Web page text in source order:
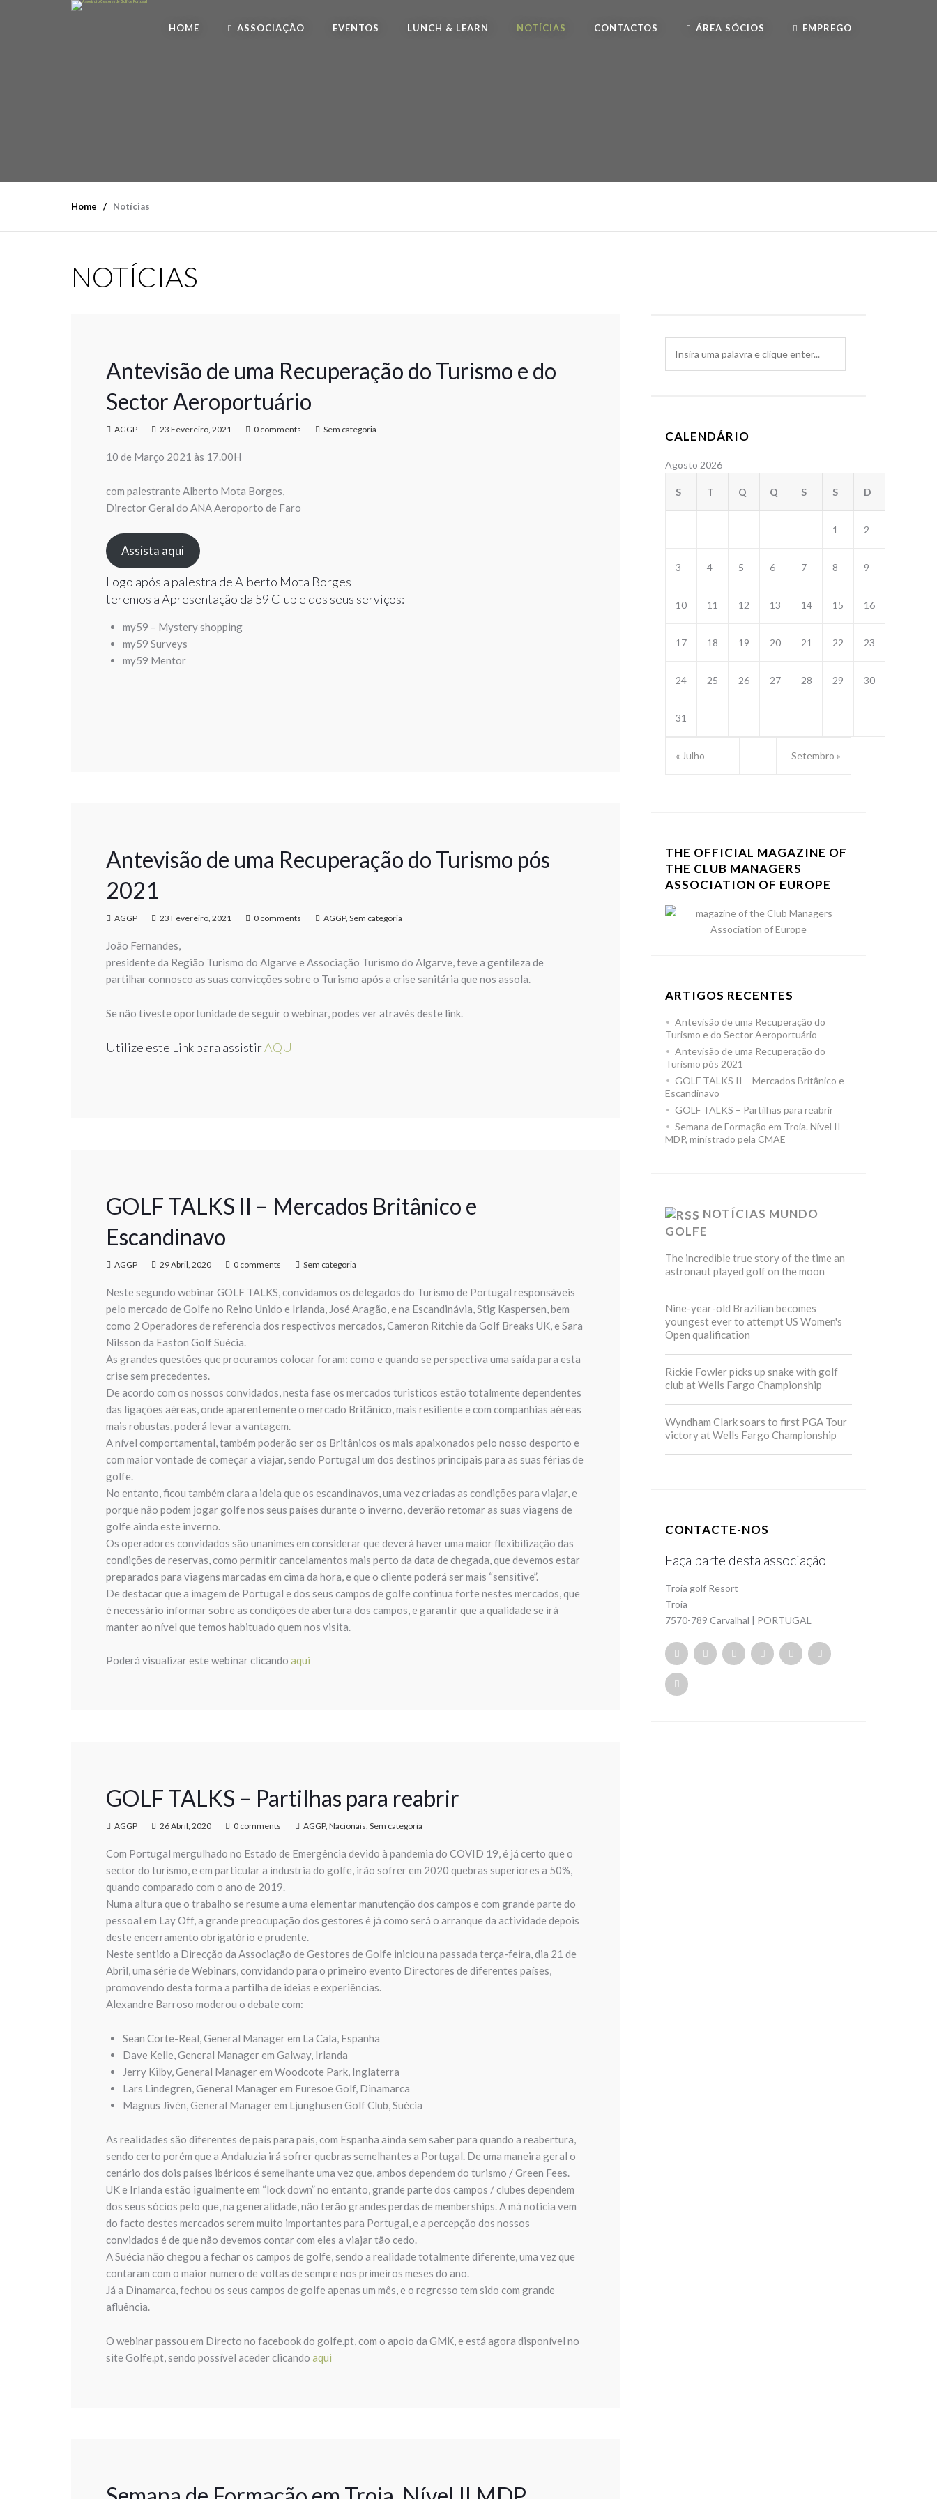
HOME ASSOCIAÇÃO EVENTOS LUNCH & LEARN NOTÍCIAS CONTACTOS ÁREA SÓCIOS EMPREGO
Home Notícias
NOTÍCIAS
Antevisão de uma Recuperação do Turismo e do
Sector Aeroportuário
AGGP 23 Fevereiro, 2021 0 comments Sem categoria
10 de Março 2021 às 17.00H
com palestrante Alberto Mota Borges,
Director Geral do ANA Aeroporto de Faro
Assista aqui
Logo após a palestra de Alberto Mota Borges
teremos a Apresentação da 59 Club e dos seus serviços:
my59 – Mystery shopping
my59 Surveys
my59 Mentor
Antevisão de uma Recuperação do Turismo pós
2021
AGGP 23 Fevereiro, 2021 0 comments AGGP, Sem categoria
João Fernandes,
presidente da Região Turismo do Algarve e Associação Turismo do Algarve, teve a gentileza de
partilhar connosco as suas convicções sobre o Turismo após a crise sanitária que nos assola.
Se não tiveste oportunidade de seguir o webinar, podes ver através deste link.
Utilize este Link para assistirAQUI
GOLF TALKS II – Mercados Britânico e
Escandinavo
AGGP 29 Abril, 2020 0 comments Sem categoria
Neste segundo webinar GOLF TALKS, convidamos os delegados do Turismo de Portugal responsáveis
pelo mercado de Golfe no Reino Unido e Irlanda, José Aragão, e na Escandinávia, Stig Kaspersen, bem
como 2 Operadores de referencia dos respectivos mercados, Cameron Ritchie da Golf Breaks UK, e Sara
Nilsson da Easton Golf Suécia.
As grandes questões que procuramos colocar foram: como e quando se perspectiva uma saída para esta
crise sem precedentes.
De acordo com os nossos convidados, nesta fase os mercados turisticos estão totalmente dependentes
das ligações aéreas, onde aparentemente o mercado Britânico, mais resiliente e com companhias aéreas
mais robustas, poderá levar a vantagem.
A nível comportamental, também poderão ser os Britânicos os mais apaixonados pelo nosso desporto e
com maior vontade de começar a viajar, sendo Portugal um dos destinos principais para as suas férias de
golfe.
No entanto, ficou também clara a ideia que os escandinavos, uma vez criadas as condições para viajar, e
porque não podem jogar golfe nos seus países durante o inverno, deverão retomar as suas viagens de
golfe ainda este inverno.
Os operadores convidados são unanimes em considerar que deverá haver uma maior flexibilização das
condições de reservas, como permitir cancelamentos mais perto da data de chegada, que devemos estar
preparados para viagens marcadas em cima da hora, e que o cliente poderá ser mais “sensitive”.
De destacar que a imagem de Portugal e dos seus campos de golfe continua forte nestes mercados, que
é necessário informar sobre as condições de abertura dos campos, e garantir que a qualidade se irá
manter ao nível que temos habituado quem nos visita.
Poderá visualizar este webinar clicando aqui
GOLF TALKS – Partilhas para reabrir
AGGP 26 Abril, 2020 0 comments AGGP, Nacionais, Sem categoria
Com Portugal mergulhado no Estado de Emergência devido à pandemia do COVID 19, é já certo que o
sector do turismo, e em particular a industria do golfe, irão sofrer em 2020 quebras superiores a 50%,
quando comparado com o ano de 2019.
Numa altura que o trabalho se resume a uma elementar manutenção dos campos e com grande parte do
pessoal em Lay Off, a grande preocupação dos gestores é já como será o arranque da actividade depois
deste encerramento obrigatório e prudente.
Neste sentido a Direcção da Associação de Gestores de Golfe iniciou na passada terça-feira, dia 21 de
Abril, uma série de Webinars, convidando para o primeiro evento Directores de diferentes países,
promovendo desta forma a partilha de ideias e experiências.
Alexandre Barroso moderou o debate com:
Sean Corte-Real, General Manager em La Cala, Espanha
Dave Kelle, General Manager em Galway, Irlanda
Jerry Kilby, General Manager em Woodcote Park, Inglaterra
Lars Lindegren, General Manager em Furesoe Golf, Dinamarca
Magnus Jivén, General Manager em Ljunghusen Golf Club, Suécia
As realidades são diferentes de país para país, com Espanha ainda sem saber para quando a reabertura,
sendo certo porém que a Andaluzia irá sofrer quebras semelhantes a Portugal. De uma maneira geral o
cenário dos dois países ibéricos é semelhante uma vez que, ambos dependem do turismo / Green Fees.
UK e Irlanda estão igualmente em “lock down” no entanto, grande parte dos campos / clubes dependem
dos seus sócios pelo que, na generalidade, não terão grandes perdas de memberships. A má noticia vem
do facto destes mercados serem muito importantes para Portugal, e a percepção dos nossos
convidados é de que não devemos contar com eles a viajar tão cedo.
A Suécia não chegou a fechar os campos de golfe, sendo a realidade totalmente diferente, uma vez que
contaram com o maior numero de voltas de sempre nos primeiros meses do ano.
Já a Dinamarca, fechou os seus campos de golfe apenas um mês, e o regresso tem sido com grande
afluência.
O webinar passou em Directo no facebook do golfe.pt, com o apoio da GMK, e está agora disponível no
site Golfe.pt, sendo possível aceder clicando aqui
CALENDÁRIO
Agosto 2026
S T Q Q S S D
1 2
3 4 5 6 7 8 9
10 11 12 13 14 15 16
17 18 19 20 21 22 23
24 25 26 27 28 29 30
31
« Julho Setembro »
THE OFFICIAL MAGAZINE OF
THE CLUB MANAGERS
ASSOCIATION OF EUROPE
ARTIGOS RECENTES
Antevisão de uma Recuperação do
Turismo e do Sector Aeroportuário
Antevisão de uma Recuperação do
Turismo pós 2021
GOLF TALKS II – Mercados Britânico e
Escandinavo
GOLF TALKS – Partilhas para reabrir
Semana de Formação em Troia. Nível II
MDP, ministrado pela CMAE
NOTÍCIAS MUNDO
GOLFE
The incredible true story of the time an
astronaut played golf on the moon
Nine-year-old Brazilian becomes
youngest ever to attempt US Women's
Open qualification
Rickie Fowler picks up snake with golf
club at Wells Fargo Championship
Wyndham Clark soars to first PGA Tour
victory at Wells Fargo Championship
CONTACTE-NOS
Faça parte desta associação
Troia golf Resort
Troia
7570-789 Carvalhal | PORTUGAL